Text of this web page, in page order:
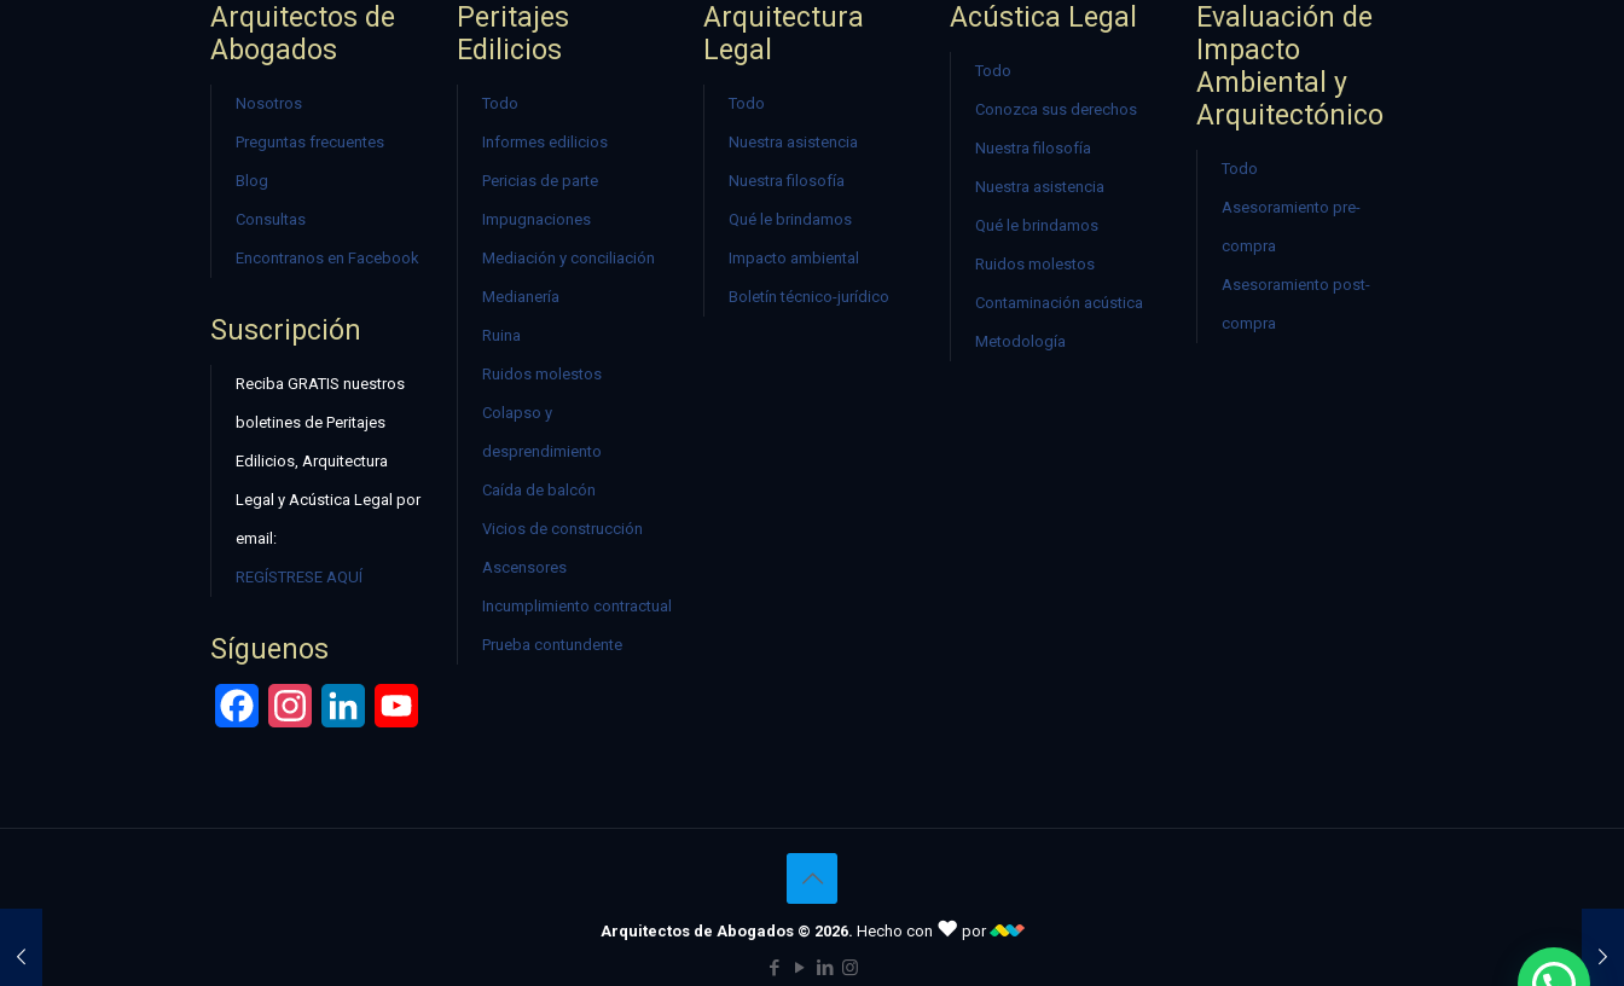
Arquitectos de
Abogados
Nosotros
Preguntas frecuentes
Blog
Consultas
Encontranos en Facebook
Suscripción
Reciba GRATIS nuestros
boletines de Peritajes
Edilicios, Arquitectura
Legal y Acústica Legal por
email:
REGÍSTRESE AQUÍ
Síguenos
FacebookInstagramLinkedIn
Peritajes
Edilicios
Todo
Informes edilicios
Pericias de parte
Impugnaciones
Mediación y conciliación
Medianería
Ruina
Ruidos molestos
Colapso y
desprendimiento
Caída de balcón
Vicios de construcción
Ascensores
Incumplimiento contractual
Prueba contundente
Arquitectura
Legal
Todo
Nuestra asistencia
Nuestra filosofía
Qué le brindamos
Impacto ambiental
Boletín técnico-jurídico
Acústica Legal
Todo
Conozca sus derechos
Nuestra filosofía
Nuestra asistencia
Qué le brindamos
Ruidos molestos
Contaminación acústica
Metodología
Evaluación de
Impacto
Ambiental y
Arquitectónico
Todo
Asesoramiento pre-
compra
Asesoramiento post-
compra
Arquitectos de Abogados © 2026. Hecho con ♥ por